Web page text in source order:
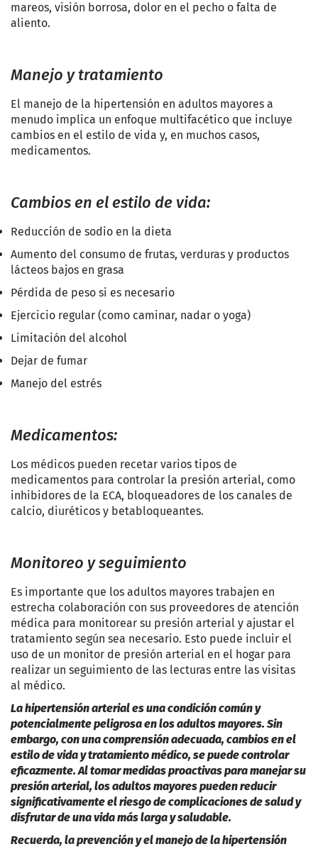
mareos, visión borrosa, dolor en el pecho o falta de
aliento.
Manejo y tratamiento
El manejo de la hipertensión en adultos mayores a
menudo implica un enfoque multifacético que incluye
cambios en el estilo de vida y, en muchos casos,
medicamentos.
Cambios en el estilo de vida:
Reducción de sodio en la dieta
Aumento del consumo de frutas, verduras y productos
lácteos bajos en grasa
Pérdida de peso si es necesario
Ejercicio regular (como caminar, nadar o yoga)
Limitación del alcohol
Dejar de fumar
Manejo del estrés
Medicamentos:
Los médicos pueden recetar varios tipos de
medicamentos para controlar la presión arterial, como
inhibidores de la ECA, bloqueadores de los canales de
calcio, diuréticos y betabloqueantes.
Monitoreo y seguimiento
Es importante que los adultos mayores trabajen en
estrecha colaboración con sus proveedores de atención
médica para monitorear su presión arterial y ajustar el
tratamiento según sea necesario. Esto puede incluir el
uso de un monitor de presión arterial en el hogar para
realizar un seguimiento de las lecturas entre las visitas
al médico.
La hipertensión arterial es una condición común y
potencialmente peligrosa en los adultos mayores. Sin
embargo, con una comprensión adecuada, cambios en el
estilo de vida y tratamiento médico, se puede controlar
eficazmente. Al tomar medidas proactivas para manejar su
presión arterial, los adultos mayores pueden reducir
significativamente el riesgo de complicaciones de salud y
disfrutar de una vida más larga y saludable.
Recuerda, la prevención y el manejo de la hipertensión